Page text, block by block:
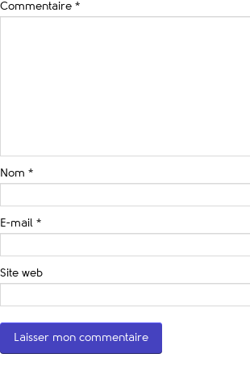
Commentaire *
Nom *
E-mail *
Site web